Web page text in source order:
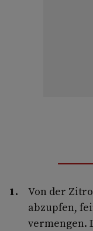
Von der
abzupfen,
vermengen.